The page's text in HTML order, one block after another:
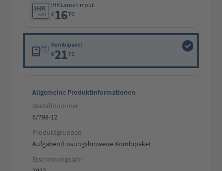
IHK Lernen mobil
€1670
Kombipaket
€2170
Allgemeine Produktinformationen
Bestellnummer
6/798-12
Produktgruppen
Aufgaben/Lösungshinweise Kombipaket
Erscheinungsjahr